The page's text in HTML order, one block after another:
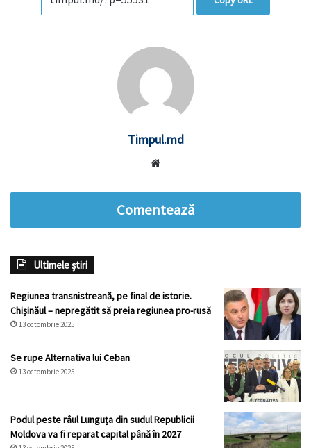
Timpul.md
Comentează
Ultimele știri
Regiunea transnistreană, pe final de istorie.
Chișinăul – nepregătit să preia regiunea pro-rusă
13 octombrie 2025
Se rupe Alternativa lui Ceban
13 octombrie 2025
Podul peste râul Lunguța din sudul Republicii
Moldova va fi reparat capital până în 2027